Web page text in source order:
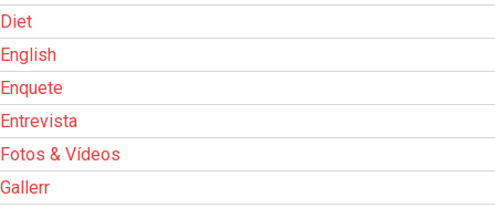
Diet
English
Enquete
Entrevista
Fotos & Vídeos
Gallerr